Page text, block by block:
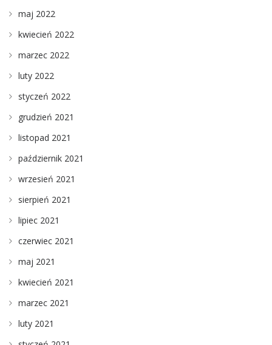
maj 2022
kwiecień 2022
marzec 2022
luty 2022
styczeń 2022
grudzień 2021
listopad 2021
październik 2021
wrzesień 2021
sierpień 2021
lipiec 2021
czerwiec 2021
maj 2021
kwiecień 2021
marzec 2021
luty 2021